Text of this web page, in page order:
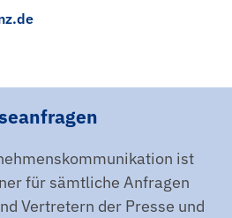
ist
für sämtliche Anfragen
Vertretern der Presse und